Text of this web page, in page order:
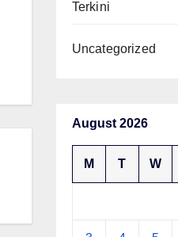
Terkini
Uncategorized
August 2026
M T W